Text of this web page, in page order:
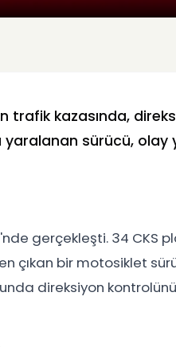
trafik kazasında,
sürücü, olay
gerçekleşti. 34 CKS
çıkan bir motosiklet
direksiyon